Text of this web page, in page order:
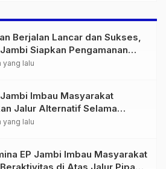
Berjalan Lancar dan Sukses,
Siapkan Pengamanan
untuk 8.750 Pelari, 1.848
yang lalu
Imbau Masyarakat
Jalur Alternatif Selama
Presisi Merdeka Run
yang lalu
EP Jambi Imbau Masyarakat